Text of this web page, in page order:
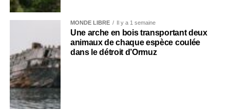
MONDE LIBRE Il y a 1 semaine
Une arche en bois transportant deux
animaux de chaque espèce coulée
dans le détroit d’Ormuz